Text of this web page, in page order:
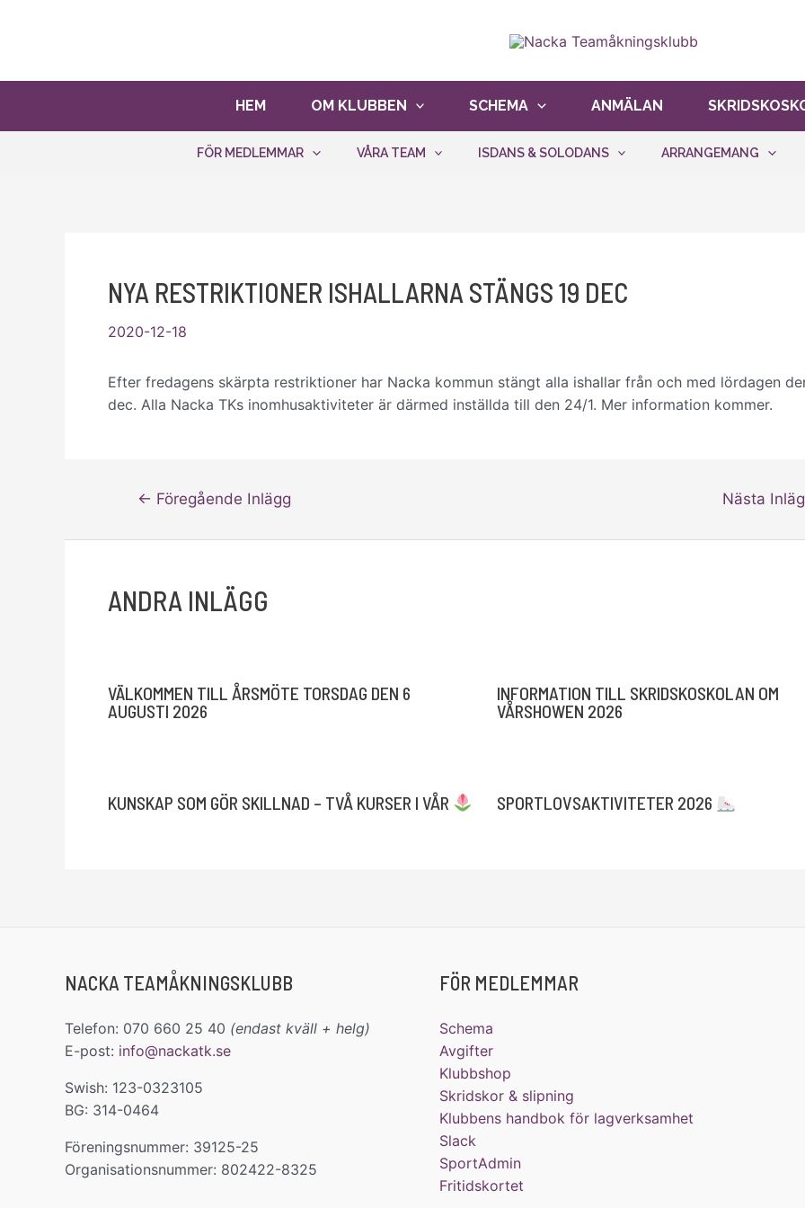
HEM OM KLUBBEN SCHEMA ANMÄLAN
FÖR MEDLEMMAR VÅRA TEAM ISDANS & SOLODANS ARRANGEMANG
NYA RESTRIKTIONER ISHALLARNA STÄNGS 19 DEC
2020-12-18
Efter fredagens skärpta restriktioner har Nacka kommun stängt alla ishallar från och med lördagen
dec. Alla Nacka TKs inomhusaktiviteter är därmed inställda till den 24/1. Mer information kommer.
Inläggsnavigering
← Föregående Inlägg Nästa
ANDRA INLÄGG
VÄLKOMMEN TILL ÅRSMÖTE TORSDAG DEN 6
AUGUSTI 2026
INFORMATION TILL SKRIDSKOSKOLAN OM
VÅRSHOWEN 2026
KUNSKAP SOM GÖR SKILLNAD – TVÅ KURSER I VÅR SPORTLOVSAKTIVITETER 2026
NACKA TEAMÅKNINGSKLUBB
Telefon: 070 660 25 40 (endast kväll + helg)
E-post: info@nackatk.se
Swish: 123-0323105
BG: 314-0464
Föreningsnummer: 39125-25
Organisationsnummer: 802422-8325
FÖR MEDLEMMAR
Schema
Avgifter
Klubbshop
Skridskor & slipning
Klubbens handbok för lagverksamhet
Slack
SportAdmin
Fritidskortet
Ditt stöd hjälper oss att hålla kostnaderna nere och ge fler åkare